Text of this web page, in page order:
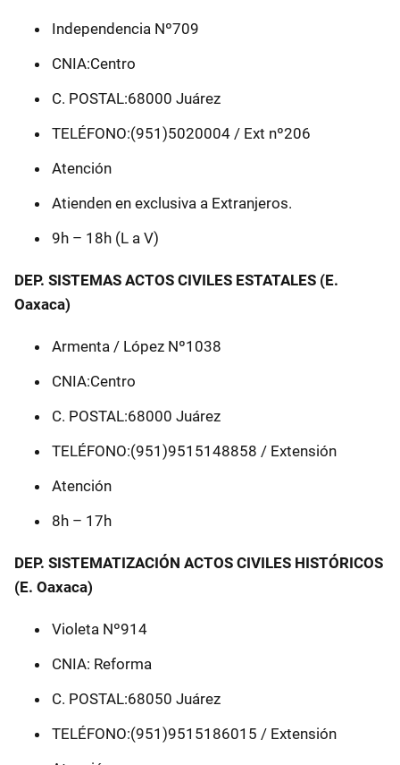
Independencia Nº709
CNIA:Centro
C. POSTAL:68000 Juárez
TELÉFONO:(951)5020004 / Ext nº206
Atención
Atienden en exclusiva a Extranjeros.
9h – 18h (L a V)
DEP. SISTEMAS ACTOS CIVILES ESTATALES (E.
Oaxaca)
Armenta / López Nº1038
CNIA:Centro
C. POSTAL:68000 Juárez
TELÉFONO:(951)9515148858 / Extensión
Atención
8h – 17h
DEP. SISTEMATIZACIÓN ACTOS CIVILES HISTÓRICOS
(E. Oaxaca)
Violeta Nº914
CNIA: Reforma
C. POSTAL:68050 Juárez
TELÉFONO:(951)9515186015 / Extensión